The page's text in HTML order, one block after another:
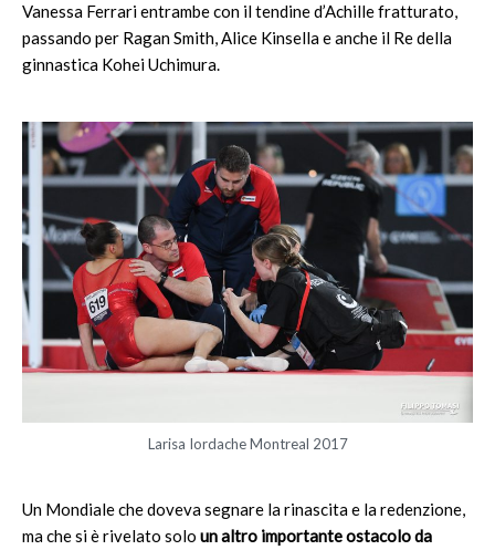
Vanessa Ferrari entrambe con il tendine d’Achille fratturato,
passando per Ragan Smith, Alice Kinsella e anche il Re della
ginnastica Kohei Uchimura.
Larisa Iordache Montreal 2017
Un Mondiale che doveva segnare la rinascita e la redenzione,
ma che si è rivelato solo un altro importante ostacolo da